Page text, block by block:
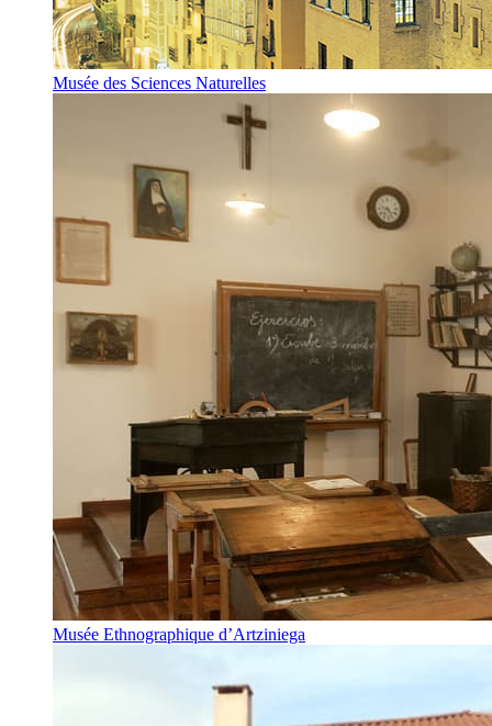
Musée des Sciences Naturelles
Musée Ethnographique d’Artziniega